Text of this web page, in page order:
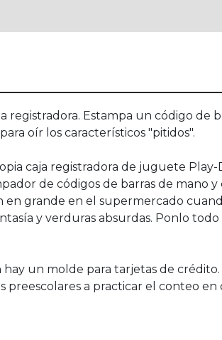
Estampa un código de
oír los característicos "pitidos".
caja registradora de juguete
de códigos de barras de mano
en grande en el supermercado
y verduras absurdas. Ponlo
un molde para tarjetas de
a practicar el conteo